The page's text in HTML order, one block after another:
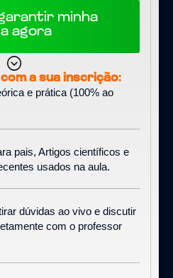
minha
agora
a sua inscrição:
e prática (100% ao
pais, Artigos científicos e
usados na aula.
dúvidas ao vivo e discutir
com o professor